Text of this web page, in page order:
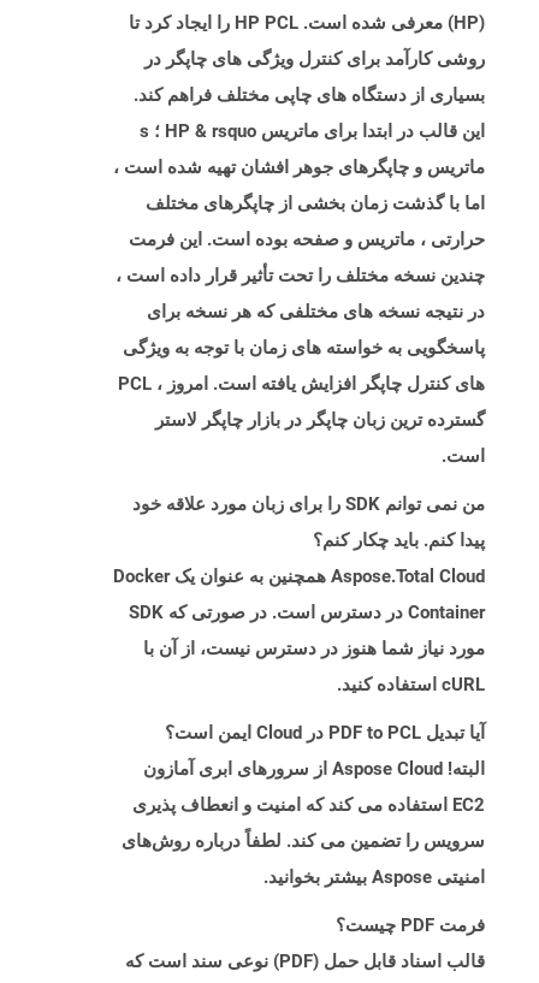
(HP) معرفی شده است. HP PCL را ایجاد کرد تا
روشی کارآمد برای کنترل ویژگی های چاپگر در
بسیاری از دستگاه های چاپی مختلف فراهم کند.
این قالب در ابتدا برای ماتریس HP & rsquo ؛ s
ماتریس و چاپگرهای جوهر افشان تهیه شده است ،
اما با گذشت زمان بخشی از چاپگرهای مختلف
حرارتی ، ماتریس و صفحه بوده است. این فرمت
چندین نسخه مختلف را تحت تأثیر قرار داده است ،
در نتیجه نسخه های مختلفی که هر نسخه برای
پاسخگویی به خواسته های زمان با توجه به ویژگی
های کنترل چاپگر افزایش یافته است. امروز ، PCL
گسترده ترین زبان چاپگر در بازار چاپگر لاستر
است.
من نمی توانم SDK را برای زبان مورد علاقه خود
پیدا کنم. باید چکار کنم؟
Aspose.Total Cloud همچنین به عنوان یک Docker
Container در دسترس است. در صورتی که SDK
مورد نیاز شما هنوز در دسترس نیست، از آن با
cURL استفاده کنید.
آیا تبدیل PDF to PCL در Cloud ایمن است؟
البته! Aspose Cloud از سرورهای ابری آمازون
EC2 استفاده می کند که امنیت و انعطاف پذیری
سرویس را تضمین می کند. لطفاً درباره روش‌های
امنیتی Aspose بیشتر بخوانید.
فرمت PDF چیست؟
قالب اسناد قابل حمل (PDF) نوعی سند است که